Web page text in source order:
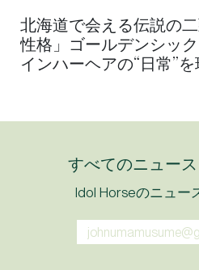
北海道で会える伝説の
性格」ゴールデンシッ
インハーヘアの“日常”
すべてのニュース
Idol Horseのニュー